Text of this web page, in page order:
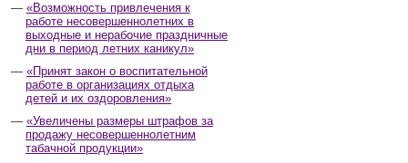
«Возможность привлечения к
работе несовершеннолетних в
выходные и нерабочие праздничные
дни в период летних каникул»
«Принят закон о воспитательной
работе в организациях отдыха
детей и их оздоровления»
«Увеличены размеры штрафов за
продажу несовершеннолетним
табачной продукции»